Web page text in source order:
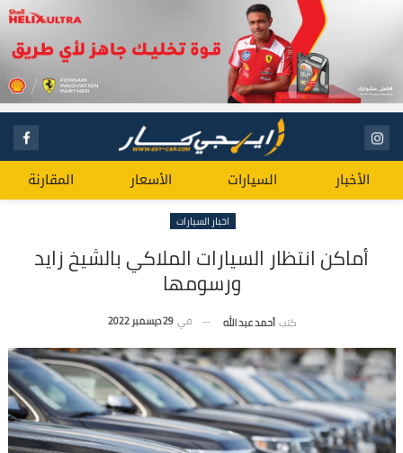
الأخبار السيارات الأسعار المقارنة
اخبار السيارات
أماكن انتظار السيارات الملاكي بالشيخ زايد
ورسومها
كتب أحمد عبد الله في 29 ديسمبر 2022